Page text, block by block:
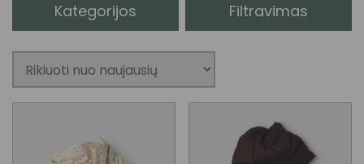
Kategorijos Filtravimas